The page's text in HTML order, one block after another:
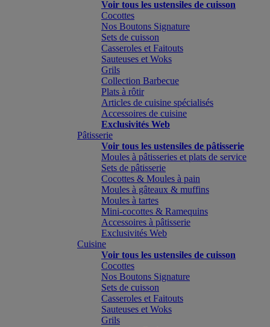
Voir tous les ustensiles de cuisson
Cocottes
Nos Boutons Signature
Sets de cuisson
Casseroles et Faitouts
Sauteuses et Woks
Grils
Collection Barbecue
Plats à rôtir
Articles de cuisine spécialisés
Accessoires de cuisine
Exclusivités Web
Pâtisserie
Voir tous les ustensiles de pâtisserie
Moules à pâtisseries et plats de service
Sets de pâtisserie
Cocottes & Moules à pain
Moules à gâteaux & muffins
Moules à tartes
Mini-cocottes & Ramequins
Accessoires à pâtisserie
Exclusivités Web
Cuisine
Voir tous les ustensiles de cuisson
Cocottes
Nos Boutons Signature
Sets de cuisson
Casseroles et Faitouts
Sauteuses et Woks
Grils